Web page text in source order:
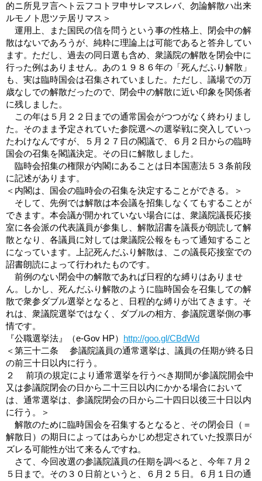
的ニ所見ヲ言ヘト云フコトヲ申サレマスレバ、勿論解散ハ出来
ルモノト思ツテ居リマス＞
運用上、また国民の信を問うという事の性格上、閉会中の解
散はないであろうが、純粋に理論上は可能であると答弁してい
ます。ただし、過去の同日選も含め、衆議院の解散を閉会中に
行った例はありません。あの１９８６年の「死んだふり解散」
も、実は臨時国会は召集されていました。ただし、議場での万
歳なしでの解散だったので、閉会中の解散に近い印象を関係者
に残しました。
この年は５月２２日までの通常国会がつつがなく終わりまし
た。そのまま予定されていた参院選への選挙戦に突入していっ
たわけなんですが、５月２７日の閣議で、６月２日からの臨時
国会の召集を閣議決定。その日に解散しました。
臨時会招集の権限が内閣にあることは日本国憲法５３条前段
に記述があります。
＜内閣は、国会の臨時会の召集を決定することができる。＞
そして、先例では解散は本会議を招集しなくてもすることが
できます。本会議が開かれていない場合には、衆議院議長応接
室に各会派の代表議員が参集し、解散詔書を議長が朗読して解
散となり、各議員に対しては衆議院公報をもって通知すること
になっています。上記死んだふり解散は、この議長応接室での
詔書朗読によって行われたものです。
前例のない閉会中の解散であれば日程的な縛りはありませ
ん。しかし、死んだふり解散のように臨時国会を召集しての解
散で衆参ダブル選挙となると、日程的な縛りが出てきます。そ
れは、衆議院選挙ではなく、ダブルの相方、参議院選挙側の事
情です。
『公職選挙法』（e-Gov HP） http://goo.gl/CBdWd
＜第三十二条 参議院議員の通常選挙は、議員の任期が終る日
の前三十日以内に行う。
２ 前項の規定により通常選挙を行うべき期間が参議院開会中
又は参議院閉会の日から二十三日以内にかかる場合において
は、通常選挙は、参議院閉会の日から二十四日以後三十日以内
に行う。＞
解散のために臨時国会を召集するとなると、その閉会日（＝
解散日）の期日によってはあらかじめ想定されていた投票日が
ズレる可能性が出て来るんですね。
さて、今回改選の参議院議員の任期を調べると、今年７月２
５日まで。その３０日前というと、６月２５日。６月１日の通